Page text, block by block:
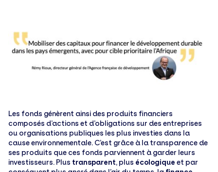
Les fonds génèrent ainsi des produits financiers
composés d’actions et d’obligations sur des entreprises
ou organisations publiques les plus investies dans la
cause environnementale. C’est grâce à la transparence de
ses produits que ces fonds parviennent à garder leurs
investisseurs. Plus transparent, plus écologique et par